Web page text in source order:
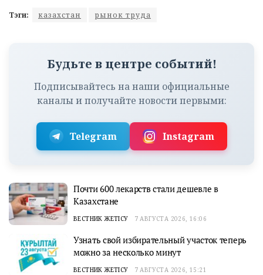
Тэги: казахстан рынок труда
Будьте в центре событий!
Подписывайтесь на наши официальные
каналы и получайте новости первыми:
Telegram Instagram
Почти 600 лекарств стали дешевле в
Казахстане
ВЕСТНИК ЖЕТІСУ 7 АВГУСТА 2026, 16:06
Узнать свой избирательный участок теперь
можно за несколько минут
ВЕСТНИК ЖЕТІСУ 7 АВГУСТА 2026, 15:21